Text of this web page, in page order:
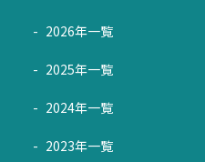
2026年一覧
2025年一覧
2024年一覧
2023年一覧